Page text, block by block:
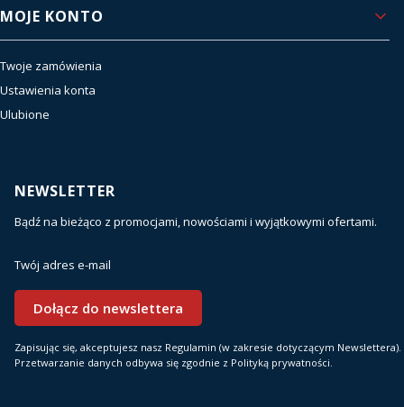
MOJE KONTO
Twoje zamówienia
Ustawienia konta
Ulubione
NEWSLETTER
Bądź na bieżąco z promocjami, nowościami i wyjątkowymi ofertami.
Twój adres e-mail
Dołącz do newslettera
Zapisując się, akceptujesz nasz Regulamin (w zakresie dotyczącym Newslettera).
Przetwarzanie danych odbywa się zgodnie z Polityką prywatności.